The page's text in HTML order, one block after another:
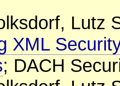
Lutz
XML
; DACH